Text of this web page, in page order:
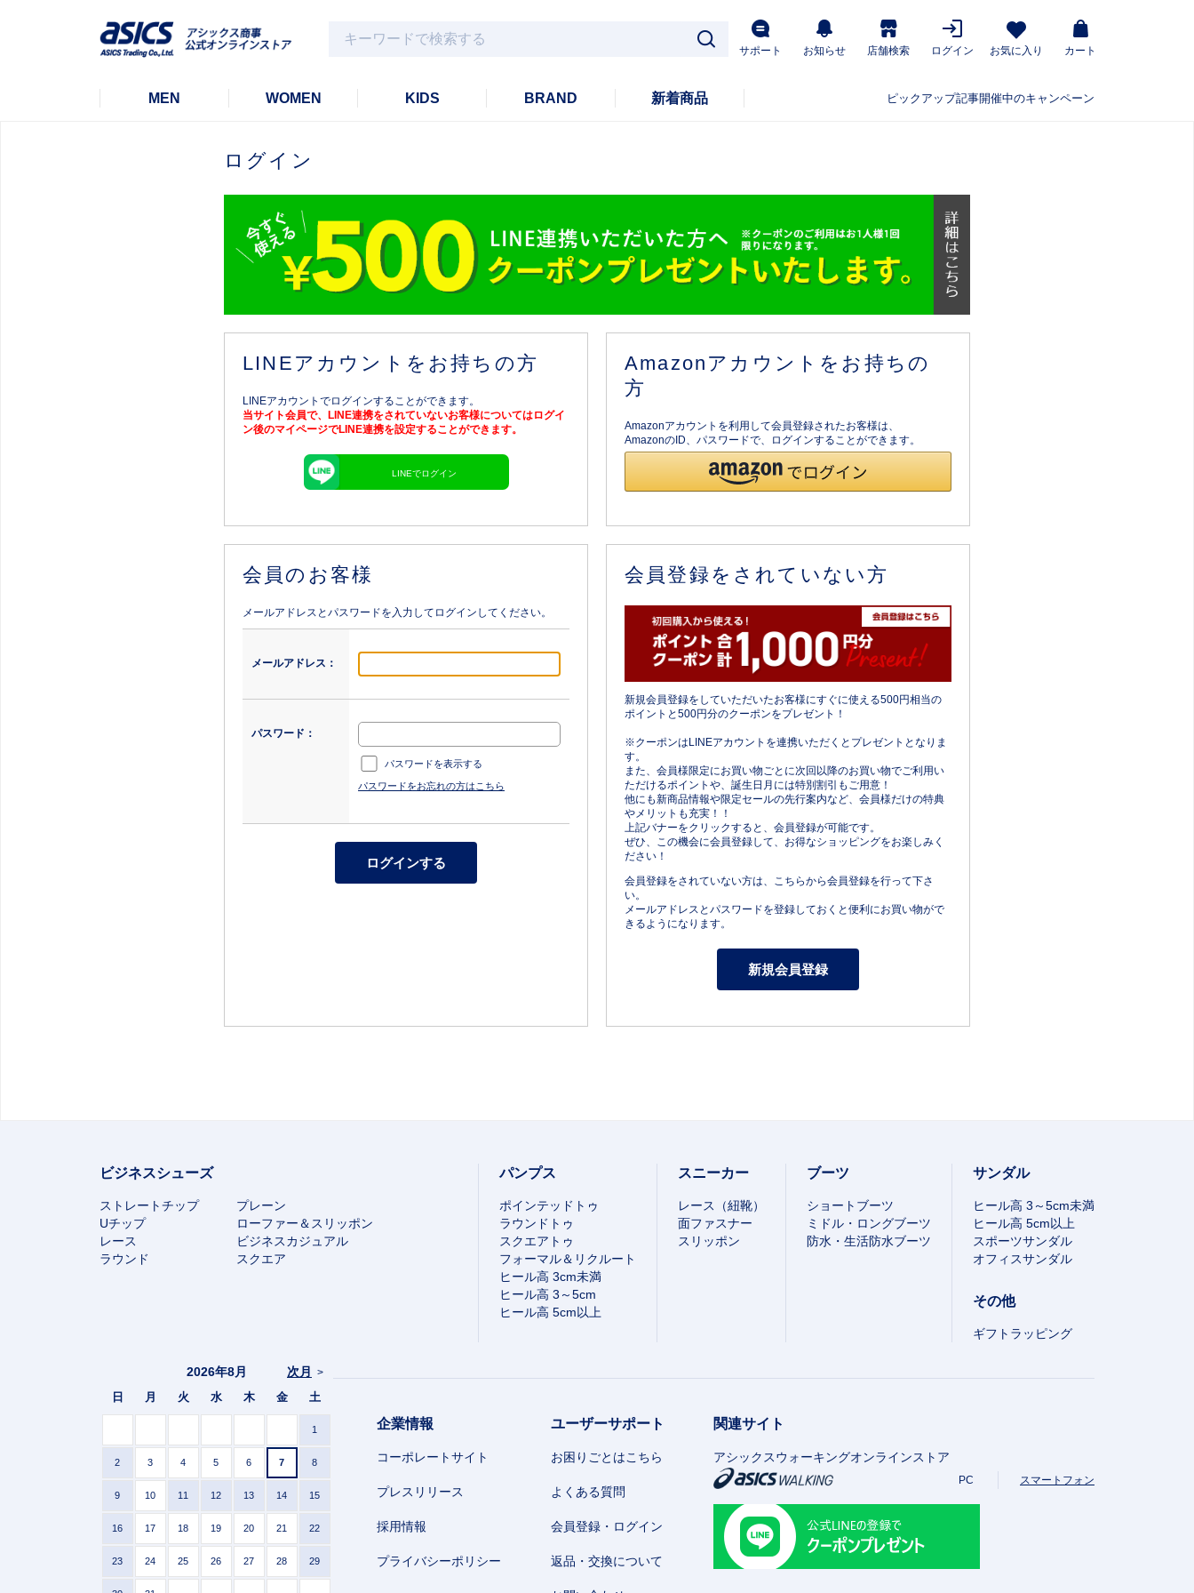
サポート お知らせ 店舗検索 ログイン お気に入り カート
MEN WOMEN KIDS BRAND 新着商品 ピックアップ記事開催中のキャンペーン
ログイン
LINEアカウントをお持ちの方
LINEアカウントでログインすることができます。
当サイト会員で、LINE連携をされていないお客様についてはログイ
ン後のマイページでLINE連携を設定することができます。
LINEでログイン
Amazonアカウントをお持ちの
方
Amazonアカウントを利用して会員登録されたお客様は、
AmazonのID、パスワードで、ログインすることができます。
会員のお客様
メールアドレスとパスワードを入力してログインしてください。
メールアドレス：
パスワード：
パスワードを表示する
パスワードをお忘れの方はこちら
会員登録をされていない方
新規会員登録をしていただいたお客様にすぐに使える500円相当の
ポイントと500円分のクーポンをプレゼント！
※クーポンはLINEアカウントを連携いただくとプレゼントとなりま
す。
また、会員様限定にお買い物ごとに次回以降のお買い物でご利用い
ただけるポイントや、誕生日月には特別割引もご用意！
他にも新商品情報や限定セールの先行案内など、会員様だけの特典
やメリットも充実！！
上記バナーをクリックすると、会員登録が可能です。
ぜひ、この機会に会員登録して、お得なショッピングをお楽しみく
ださい！
会員登録をされていない方は、こちらから会員登録を行って下さ
い。
メールアドレスとパスワードを登録しておくと便利にお買い物がで
きるようになります。
ビジネスシューズ
ストレートチップ
プレーン
Uチップ
ローファー＆スリッポン
レース
ビジネスカジュアル
ラウンド
スクエア
パンプス
ポインテッドトゥ
ラウンドトゥ
スクエアトゥ
フォーマル＆リクルート
ヒール高 3cm未満
ヒール高 3～5cm
ヒール高 5cm以上
スニーカー
レース（紐靴）
面ファスナー
スリッポン
ブーツ
ショートブーツ
ミドル・ロングブーツ
防水・生活防水ブーツ
サンダル
ヒール高 3～5cm未満
ヒール高 5cm以上
スポーツサンダル
オフィスサンダル
その他
ギフトラッピング
次月 >
2026年8月
日 月 火 水 木 金 土
1
2 3 4 5 6 7 8
9 10 11 12 13 14 15
16 17 18 19 20 21 22
23 24 25 26 27 28 29
企業情報
コーポレートサイト
プレスリリース
採用情報
プライバシーポリシー
ユーザーサポート
お困りごとはこちら
よくある質問
会員登録・ログイン
返品・交換について
関連サイト
アシックスウォーキングオンラインストア
PC スマートフォン